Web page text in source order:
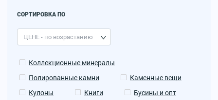
СОРТИРОВКА ПО
Коллекционные минералы
Полированные камни
Каменные вещи
Кулоны
Книги Бусины и опт